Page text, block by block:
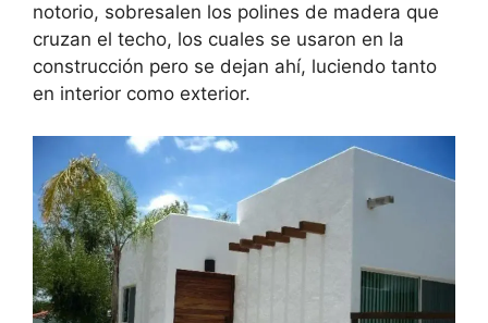
notorio, sobresalen los polines de madera que
cruzan el techo, los cuales se usaron en la
construcción pero se dejan ahí, luciendo tanto
en interior como exterior.